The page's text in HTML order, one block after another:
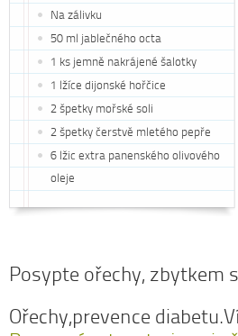
Na zálivku
50 ml jablečného octa
1 ks jemně nakrájené šalotky
1 lžíce dijonské hořčice
2 špetky mořské soli
2 špetky čerstvě mletého pepře
6 lžic extra panenského olivového
oleje
Posypte ořechy, zbytkem
Ořechy,prevence